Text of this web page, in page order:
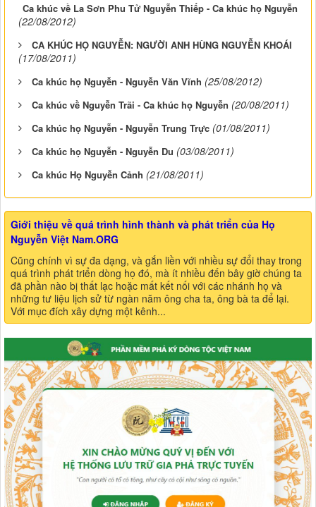
Ca khúc về La Sơn Phu Tử Nguyễn Thiếp - Ca khúc họ Nguyễn
(22/08/2012)
CA KHÚC HỌ NGUYỄN: NGƯỜI ANH HÙNG NGUYỄN KHOÁI
(17/08/2011)
Ca khúc họ Nguyễn - Nguyễn Văn Vĩnh (25/08/2012)
Ca khúc về Nguyễn Trãi - Ca khúc họ Nguyễn (20/08/2011)
Ca khúc họ Nguyễn - Nguyễn Trung Trực (01/08/2011)
Ca khúc họ Nguyễn - Nguyễn Du (03/08/2011)
Ca khúc Họ Nguyễn Cảnh (21/08/2011)
Giới thiệu về quá trình hình thành và phát triển của Họ
Nguyễn Việt Nam.ORG
Cũng chính vì sự đa dạng, và gắn liền với nhiều sự đổi thay trong
quá trình phát triển dòng họ đó, mà ít nhiều đến bây giờ chúng ta
đã phần nào bị thất lạc hoặc mất kết nối với các nhánh họ và
những tư liệu lịch sử từ ngàn năm ông cha ta, ông bà ta để lại.
Với mục đích xây dựng một kênh...